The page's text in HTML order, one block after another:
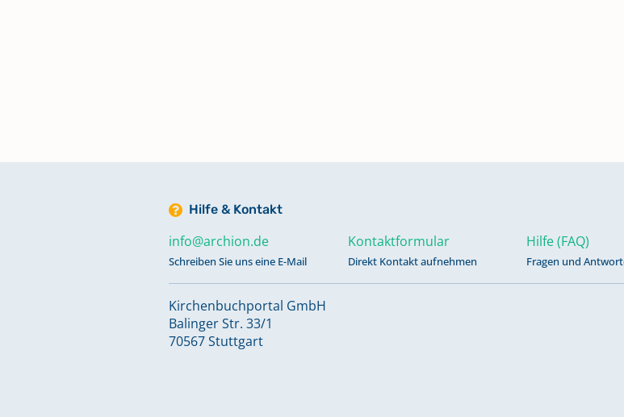
(Schu - Z)
Verkartung zu Taufen 1730 - 1875 (A -
Ca)
Verkartung zu Taufen 1730 - 1875 (Ce
Hilfe & Kontakt
info@archion.de
Schreiben Sie uns eine E-Mail
Kontaktformular
Direkt Kontakt aufnehmen
Hilfe (FAQ)
Fragen und
Kirchenbuchportal GmbH
Balinger Str. 33/1
70567 Stuttgart